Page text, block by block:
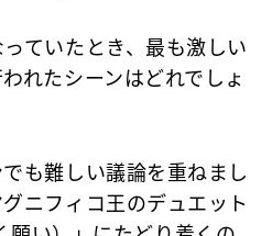
ていたとき、最も激しい
れたシーンはどれでしょ
でも難しい議論を重ねまし
ニフィコ王のデュエット